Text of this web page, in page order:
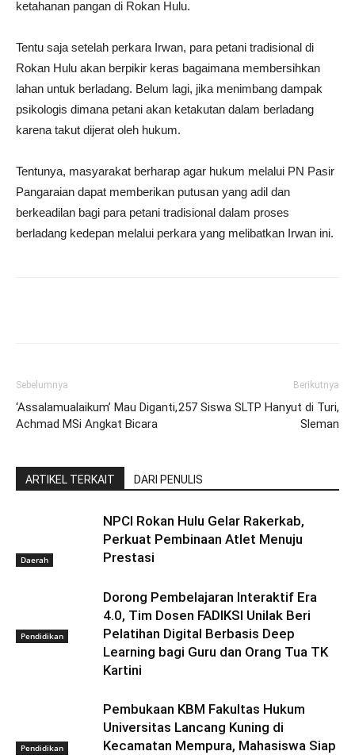
ketahanan pangan di Rokan Hulu.
Tentu saja setelah perkara Irwan, para petani tradisional di
Rokan Hulu akan berpikir keras bagaimana membersihkan
lahan untuk berladang. Belum lagi, jika menimbang dampak
psikologis dimana petani akan ketakutan dalam berladang
karena takut dijerat oleh hukum.
Tentunya, masyarakat berharap agar hukum melalui PN Pasir
Pangaraian dapat memberikan putusan yang adil dan
berkeadilan bagi para petani tradisional dalam proses
berladang kedepan melalui perkara yang melibatkan Irwan ini.
Sebelumnya
‘Assalamualaikum’ Mau Diganti,
Achmad MSi Angkat Bicara
Berikutnya
257 Siswa SLTP Hanyut di Turi,
Sleman
ARTIKEL TERKAIT DARI PENULIS
Daerah
NPCI Rokan Hulu Gelar Rakerkab,
Perkuat Pembinaan Atlet Menuju
Prestasi
Pendidikan
Dorong Pembelajaran Interaktif Era
4.0, Tim Dosen FADIKSI Unilak Beri
Pelatihan Digital Berbasis Deep
Learning bagi Guru dan Orang Tua TK
Kartini
Pendidikan
Pembukaan KBM Fakultas Hukum
Universitas Lancang Kuning di
Kecamatan Mempura, Mahasiswa Siap